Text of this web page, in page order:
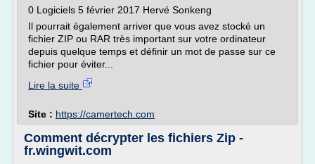
0 Logiciels 5 février 2017 Hervé Sonkeng
Il pourrait également arriver que vous avez stocké un
fichier ZIP ou RAR très important sur votre ordinateur
depuis quelque temps et définir un mot de passe sur ce
fichier pour éviter...
Lire la suite
Site : https://camertech.com
Comment décrypter les fichiers Zip -
fr.wingwit.com